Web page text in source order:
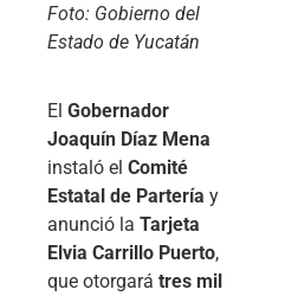
Foto: Gobierno del
Estado de Yucatán
El Gobernador
Joaquín Díaz Mena
instaló el Comité
Estatal de Partería y
anunció la Tarjeta
Elvia Carrillo Puerto,
que otorgará tres mil